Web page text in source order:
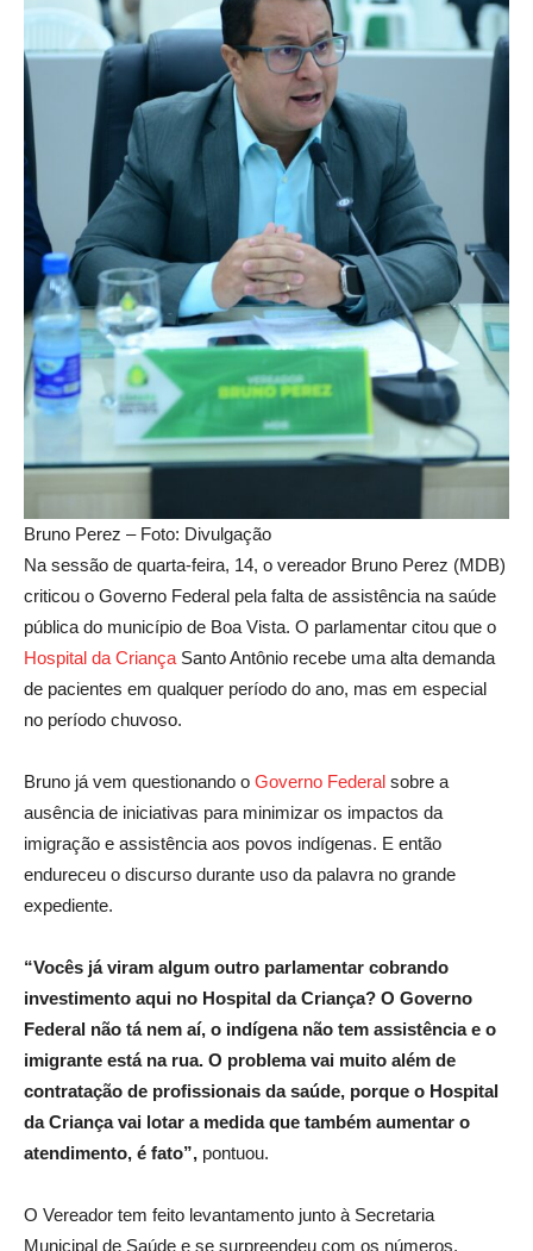
Bruno Perez – Foto: Divulgação
Na sessão de quarta-feira, 14, o vereador Bruno Perez (MDB)
criticou o Governo Federal pela falta de assistência na saúde
pública do município de Boa Vista. O parlamentar citou que o
Hospital da Criança Santo Antônio recebe uma alta demanda
de pacientes em qualquer período do ano, mas em especial
no período chuvoso.
Bruno já vem questionando o Governo Federal sobre a
ausência de iniciativas para minimizar os impactos da
imigração e assistência aos povos indígenas. E então
endureceu o discurso durante uso da palavra no grande
expediente.
“Vocês já viram algum outro parlamentar cobrando
investimento aqui no Hospital da Criança? O Governo
Federal não tá nem aí, o indígena não tem assistência e o
imigrante está na rua. O problema vai muito além de
contratação de profissionais da saúde, porque o Hospital
da Criança vai lotar a medida que também aumentar o
atendimento, é fato”, pontuou.
O Vereador tem feito levantamento junto à Secretaria
Municipal de Saúde e se surpreendeu com os números.